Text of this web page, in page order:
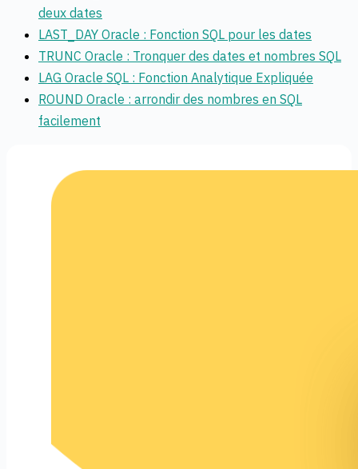
deux dates
LAST_DAY Oracle : Fonction SQL pour les dates
TRUNC Oracle : Tronquer des dates et nombres SQL
LAG Oracle SQL : Fonction Analytique Expliquée
ROUND Oracle : arrondir des nombres en SQL
facilement